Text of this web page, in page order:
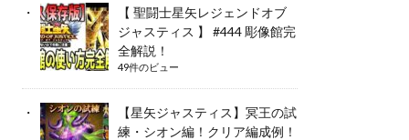
【 聖闘士星矢レジェンドオブ
ジャスティス 】 #444 彫像館完
全解説！
49件のビュー
【星矢ジャスティス】冥王の試
練・シオン編！クリア編成例！